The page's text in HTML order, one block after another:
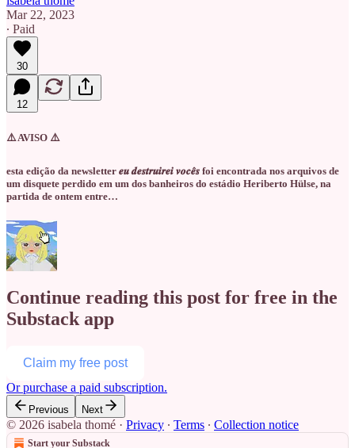
Mar 22, 2023
∙ Paid
30
12
⚠️ AVISO ⚠️
esta edição da newsletter 𝒆𝒖 𝒅𝒆𝒔𝒕𝒓𝒖𝒊𝒓𝒆𝒊 𝒗𝒐𝒄𝒆̂𝒔 foi encontrada nos arquivos de
um disquete perdido em um dos banheiros do estádio Heriberto Hülse, na
partida de ontem entre…
Continue reading this post for free in the
Substack app
Claim my free post
Or purchase a paid subscription.
Previous Next
© 2026 isabela thomé · Privacy ∙ Terms ∙ Collection notice
Start your Substack